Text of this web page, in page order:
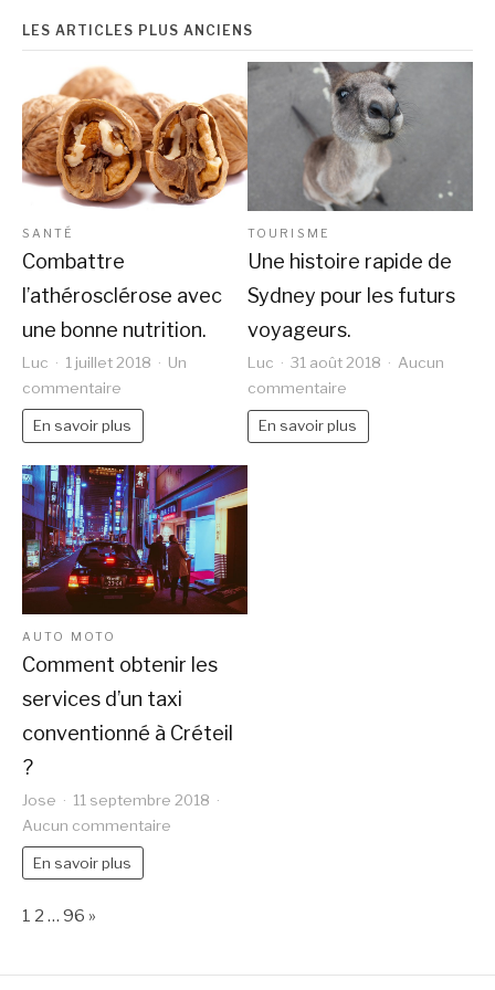
:
une
aventure
inoubliable
en
famille
LES ARTICLES PLUS ANCIENS
SANTÉ
Combattre
l’athérosclérose avec
une bonne nutrition.
Luc 1 juillet 2018
Un
commentaire
Combattre
l’athérosclérose
avec
une
bonne
nutrition.
En savoir plus
TOURISME
Une histoire rapide de
Sydney pour les futurs
voyageurs.
Luc 31 août 2018
Aucun
commentaire
Une
histoire
En savoir plus
AUTO MOTO
Comment obtenir les
services d’un taxi
conventionné à Créteil
?
Jose
11 septembre 2018
Aucun commentaire
taxi
En savoir plus
Page:
1 2 … 96 Next
»